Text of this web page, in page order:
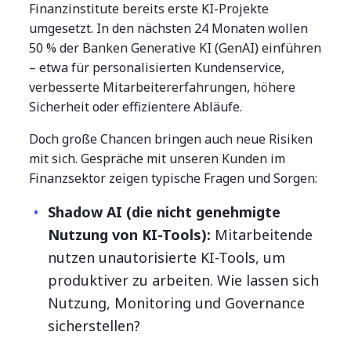
Finanzinstitute bereits erste KI-Projekte
umgesetzt. In den nächsten 24 Monaten wollen
50 % der Banken Generative KI (GenAI) einführen
– etwa für personalisierten Kundenservice,
verbesserte Mitarbeitererfahrungen, höhere
Sicherheit oder effizientere Abläufe.
Doch große Chancen bringen auch neue Risiken
mit sich. Gespräche mit unseren Kunden im
Finanzsektor zeigen typische Fragen und Sorgen:
Shadow AI (die nicht genehmigte
Nutzung von KI-Tools): Mitarbeitende
nutzen unautorisierte KI-Tools, um
produktiver zu arbeiten.Wie lassen sich
Nutzung, Monitoring und Governance
sicherstellen?